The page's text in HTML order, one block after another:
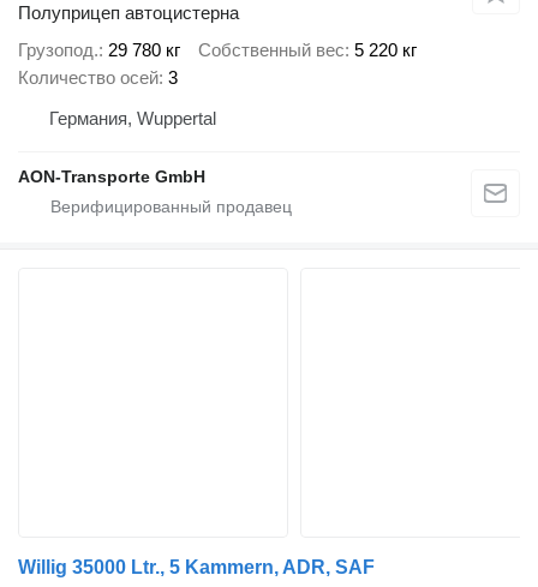
Полуприцеп автоцистерна
Грузопод. 29 780 кг Собственный вес 5 220 кг
Количество осей 3
Германия, Wuppertal
AON-Transporte GmbH
Willig 35000 Ltr., 5 Kammern, ADR, SAF